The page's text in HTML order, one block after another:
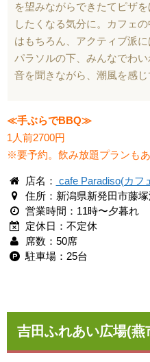
を望みながらできたてピザ
したくなる気分に。カフェ
はもちろん、アクティブ派
パラソルの下、みんなでわ
音を聞きながら、潮風を感
≪手ぶらでBBQ≫
1人前2700円
※要予約。飲み放題プランも
店名： cafe Paradiso(カフ
住所：新潟県新発田市藤
営業時間：11時〜夕暮れ
定休日：不定休
席数：50席
駐車場：25台
吉田ふれあい広場(燕